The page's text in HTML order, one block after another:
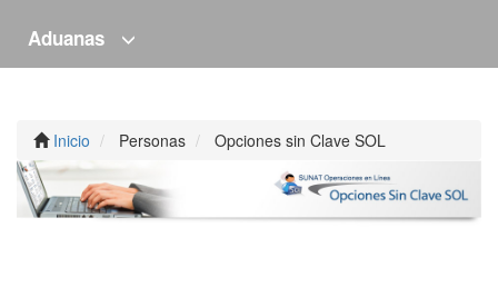
Aduanas
Inicio Personas Opciones sin Clave SOL